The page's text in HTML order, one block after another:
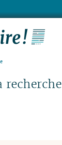
recherche